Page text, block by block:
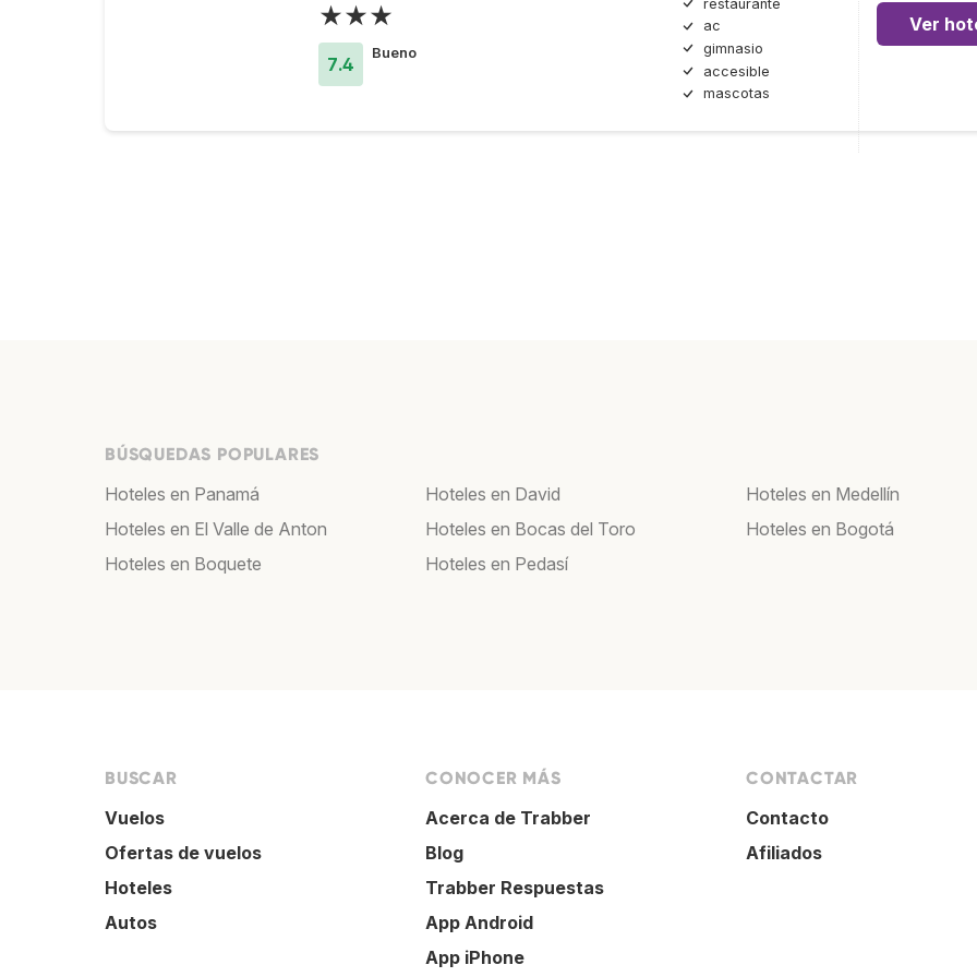
★★★
7.4
Bueno
restaurante
ac
gimnasio
accesible
mascotas
Ver
BÚSQUEDAS POPULARES
Hoteles en Panamá
Hoteles en El Valle de Anton
Hoteles en Boquete
Hoteles en David
Hoteles en Bocas del Toro
Hoteles en Pedasí
Hoteles en Medellín
Hoteles en Bogotá
BUSCAR
Vuelos
Ofertas de vuelos
Hoteles
Autos
CONOCER MÁS
Acerca de Trabber
Blog
Trabber Respuestas
App Android
App iPhone
CONTACTAR
Contacto
Afiliados